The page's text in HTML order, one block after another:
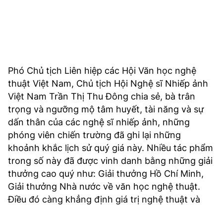
Phó Chủ tịch Liên hiệp các Hội Văn học nghệ
thuật Việt Nam, Chủ tịch Hội Nghệ sĩ Nhiếp ảnh
Việt Nam Trần Thị Thu Đông chia sẻ, bà trân
trọng và ngưỡng mộ tâm huyết, tài năng và sự
dấn thân của các nghệ sĩ nhiếp ảnh, những
phóng viên chiến trường đã ghi lại những
khoảnh khắc lịch sử quý giá này. Nhiều tác phẩm
trong số này đã được vinh danh bằng những giải
thưởng cao quý như: Giải thưởng Hồ Chí Minh,
Giải thưởng Nhà nước về văn học nghệ thuật.
Điều đó càng khẳng định giá trị nghệ thuật và